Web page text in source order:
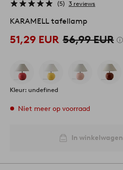
5 3 reviews
KARAMELL tafellamp
51,29 EUR 56,99 EUR
Kleur: undefined
Niet meer op voorraad
In winkelwagen